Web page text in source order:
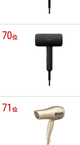
70位
71位